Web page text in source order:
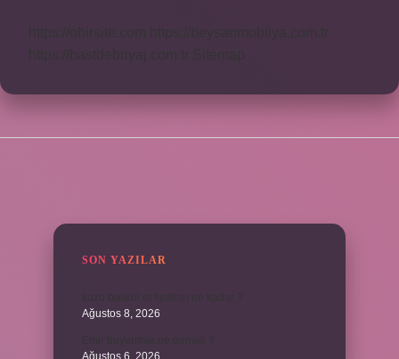
SON YAZILAR
Ağustos 8, 2026
Ağustos 6, 2026